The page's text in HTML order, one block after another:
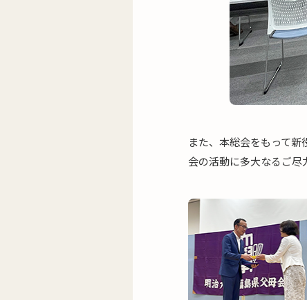
また、本総会をもって
会の活動に多大なるご尽